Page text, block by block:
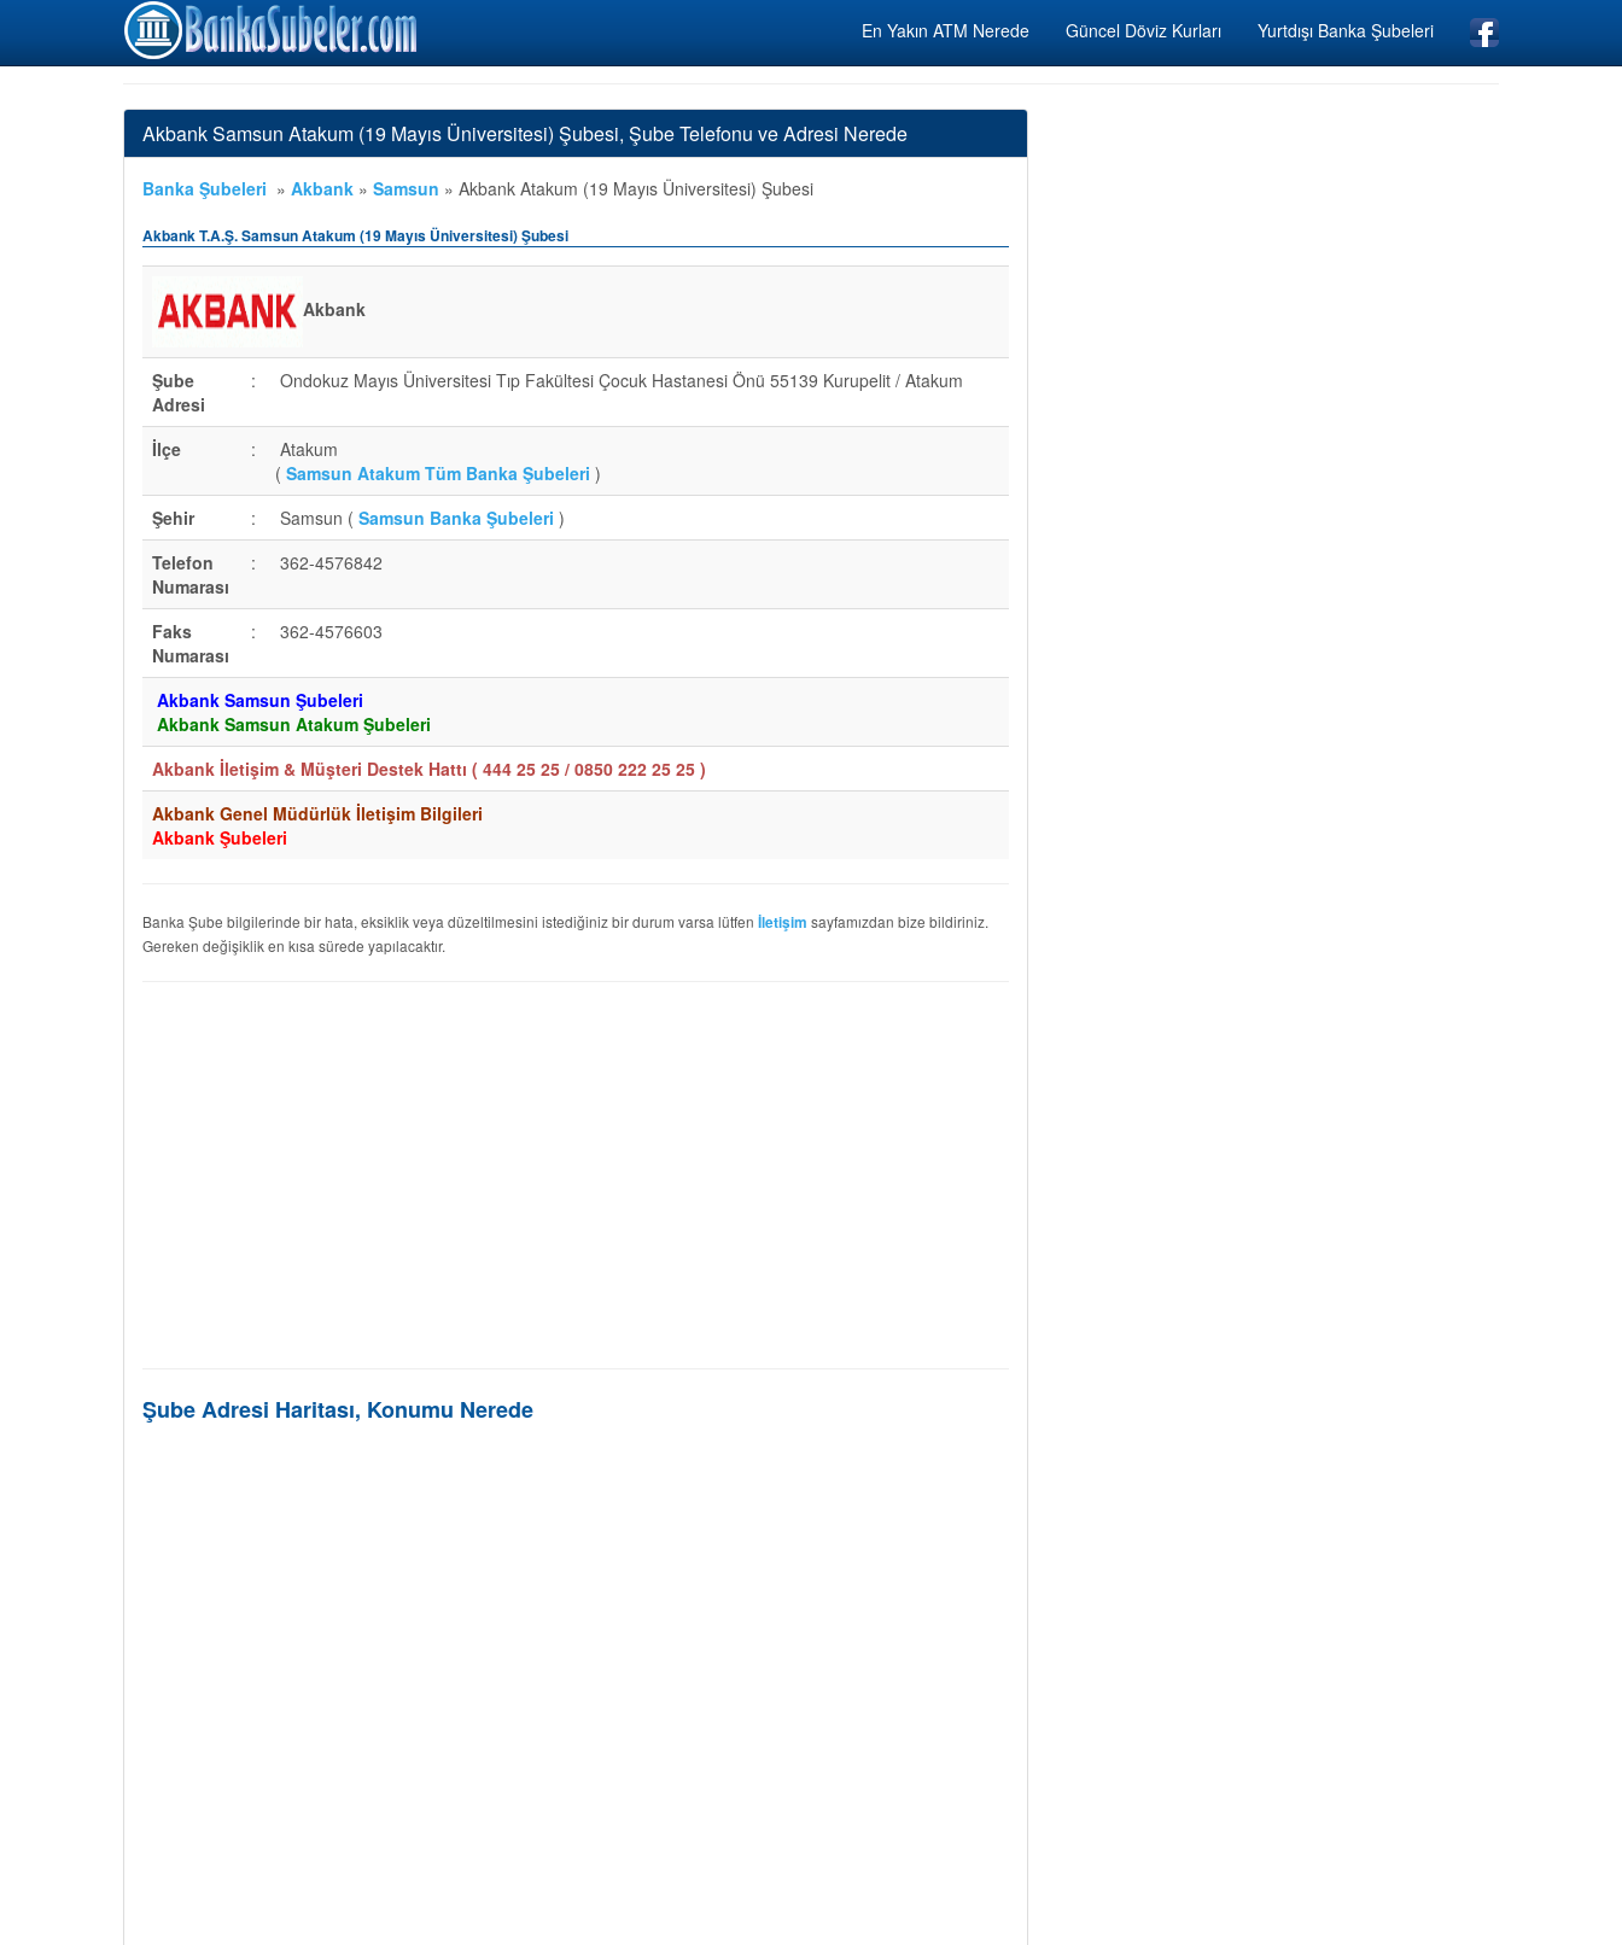
En Yakın ATM Nerede Güncel Döviz Kurları Yurtdışı Banka Şubeleri
Akbank Samsun Atakum (19 Mayıs Üniversitesi) Şubesi, Şube Telefonu ve Adresi Nerede
Banka Şubeleri » Akbank » Samsun » Akbank Atakum (19 Mayıs Üniversitesi) Şubesi
Akbank T.A.Ş. Samsun Atakum (19 Mayıs Üniversitesi) Şubesi
Akbank
Şube
Adresi
: Ondokuz Mayıs Üniversitesi Tıp Fakültesi Çocuk Hastanesi Önü 55139 Kurupelit / Atakum
İlçe :
Atakum
( Samsun Atakum Tüm Banka Şubeleri )
Şehir
: Samsun ( Samsun Banka Şubeleri )
Telefon
Numarası
: 362-4576842
Faks
Numarası
: 362-4576603
Akbank Samsun Şubeleri
Akbank Samsun Atakum Şubeleri
Akbank İletişim & Müşteri Destek Hattı ( 444 25 25 / 0850 222 25 25 )
Akbank Genel Müdürlük İletişim Bilgileri
Akbank Şubeleri
Banka Şube bilgilerinde bir hata, eksiklik veya düzeltilmesini istediğiniz bir durum varsa lütfen İletişim sayfamızdan bize bildiriniz.
Gereken değişiklik en kısa sürede yapılacaktır.
Şube Adresi Haritası, Konumu Nerede